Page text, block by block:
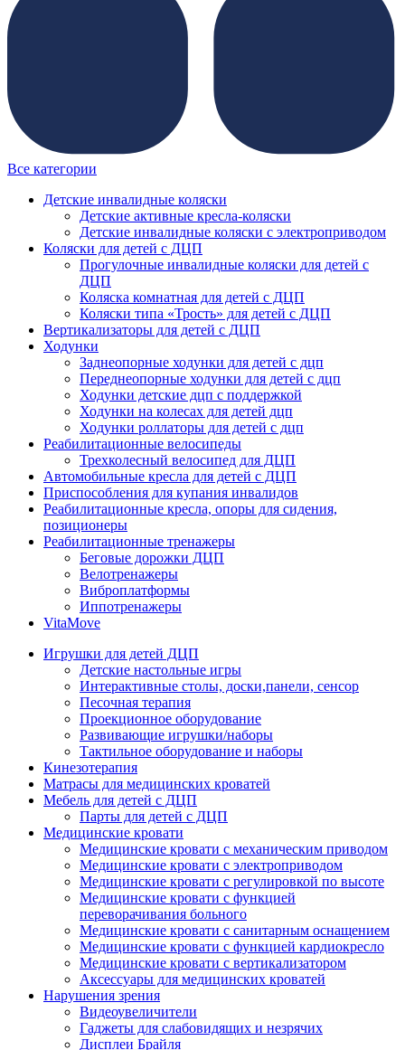
Все категории
Детские инвалидные коляски
Детские активные кресла-коляски
Детские инвалидные коляски с электроприводом
Коляски для детей с ДЦП
Прогулочные инвалидные коляски для детей с
ДЦП
Коляска комнатная для детей с ДЦП
Коляски типа «Трость» для детей с ДЦП
Вертикализаторы для детей с ДЦП
Ходунки
Заднеопорные ходунки для детей с дцп
Переднеопорные ходунки для детей с дцп
Ходунки детские дцп с поддержкой
Ходунки на колесах для детей дцп
Ходунки роллаторы для детей с дцп
Реабилитационные велосипеды
Трехколесный велосипед для ДЦП
Автомобильные кресла для детей с ДЦП
Приспособления для купания инвалидов
Реабилитационные кресла, опоры для сидения,
позиционеры
Реабилитационные тренажеры
Беговые дорожки ДЦП
Велотренажеры
Виброплатформы
Иппотренажеры
VitaMove
Игрушки для детей ДЦП
Детские настольные игры
Интерактивные столы, доски,панели, сенсор
Песочная терапия
Проекционное оборудование
Развивающие игрушки/наборы
Тактильное оборудование и наборы
Кинезотерапия
Матрасы для медицинских кроватей
Мебель для детей с ДЦП
Парты для детей с ДЦП
Медицинские кровати
Медицинские кровати с механическим приводом
Медицинские кровати с электроприводом
Медицинские кровати с регулировкой по высоте
Медицинские кровати с функцией
переворачивания больного
Медицинские кровати с санитарным оснащением
Медицинские кровати с функцией кардиокресло
Медицинские кровати с вертикализатором
Аксессуары для медицинских кроватей
Нарушения зрения
Видеоувеличители
Гаджеты для слабовидящих и незрячих
Дисплеи Брайля